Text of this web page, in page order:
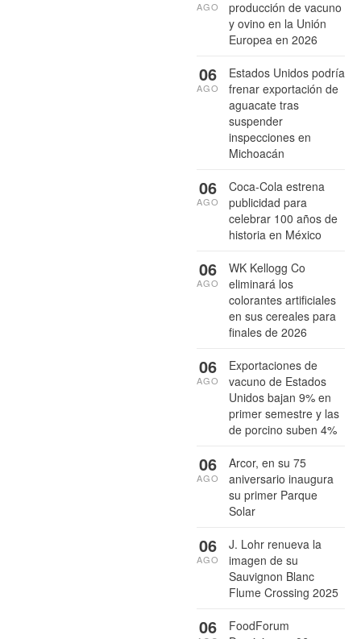
producción de vacuno
y ovino en la Unión
Europea en 2026
AGO
Estados Unidos podría
frenar exportación de
aguacate tras
suspender
inspecciones en
Michoacán
06
AGO
Coca-Cola estrena
publicidad para
celebrar 100 años de
historia en México
06
AGO
WK Kellogg Co
eliminará los
colorantes artificiales
en sus cereales para
finales de 2026
06
AGO
Exportaciones de
vacuno de Estados
Unidos bajan 9% en
primer semestre y las
de porcino suben 4%
06
AGO
Arcor, en su 75
aniversario inaugura
su primer Parque
Solar
06
AGO
J. Lohr renueva la
imagen de su
Sauvignon Blanc
Flume Crossing 2025
06
AGO
FoodForum
06